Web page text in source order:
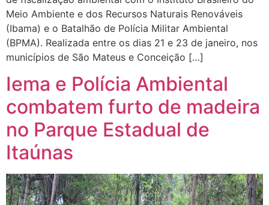
Meio Ambiente e dos Recursos Naturais Renováveis
(Ibama) e o Batalhão de Polícia Militar Ambiental
(BPMA). Realizada entre os dias 21 e 23 de janeiro, nos
municípios de São Mateus e Conceição […]
Iema e Polícia Ambiental
combatem furto de madeira
no Parque Estadual de
Itaúnas